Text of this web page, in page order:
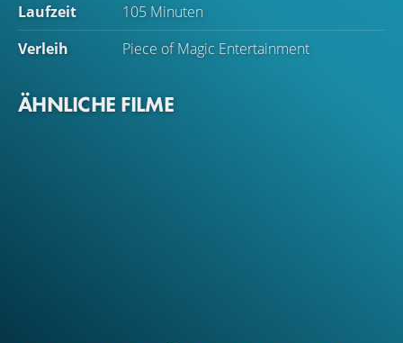
Laufzeit
105 Minuten
Verleih
Piece of Magic Entertainment
ÄHNLICHE FILME